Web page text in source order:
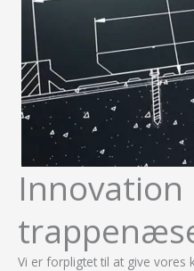
Innovation
Vi er forpligtet til at give vores